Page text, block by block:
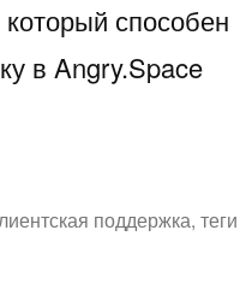
способен
в Angry.Space
поддержка, теги